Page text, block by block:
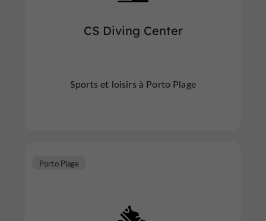
CS Diving Center
Sports et loisirs à Porto Plage
Porto Plage